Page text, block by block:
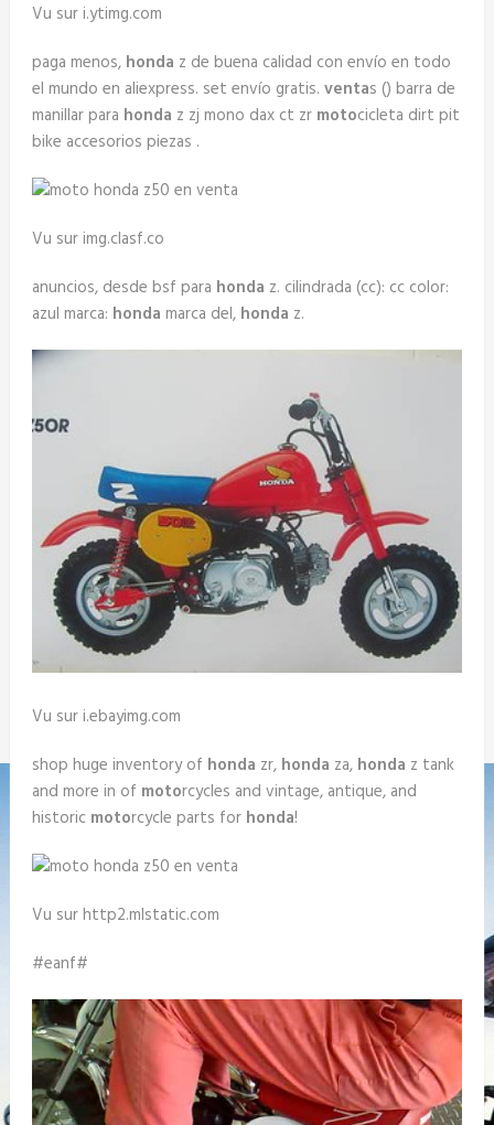
Vu sur i.ytimg.com
paga menos, honda z de buena calidad con envío en todo
el mundo en aliexpress. set envío gratis. ventas () barra de
manillar para honda z zj mono dax ct zr motocicleta dirt pit
bike accesorios piezas .
Vu sur img.clasf.co
anuncios, desde bsf para honda z. cilindrada (cc): cc color:
azul marca: honda marca del, honda z.
Vu sur i.ebayimg.com
shop huge inventory of honda zr, honda za, honda z tank
and more in of motorcycles and vintage, antique, and
historic motorcycle parts for honda!
Vu sur http2.mlstatic.com
#eanf#